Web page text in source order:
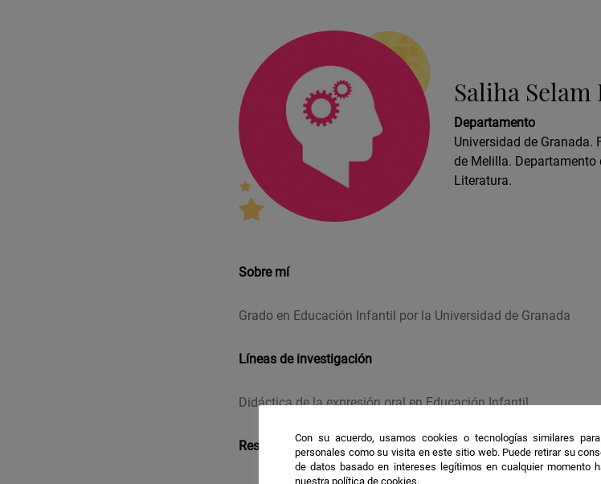
Saliha Selam
Departamento
Universidad de Granada.
de Melilla. Departamento
Literatura.
Sobre mí
Grado en Educación Infantil por la Universidad de Granada
Líneas de investigación
Didáctica de la expresión oral en Educación Infantil
Resultados destacables
Con su acuerdo, usamos cookies o tecnologías similares
personales como su visita en este sitio web. Puede retirar su
de datos basado en intereses legítimos en cualquier momento
nuestra política de cookies.